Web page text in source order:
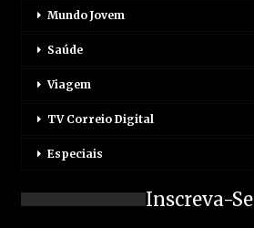
Mundo Jovem
Saúde
Viagem
TV Correio Digital
Especiais
Inscreva-Se